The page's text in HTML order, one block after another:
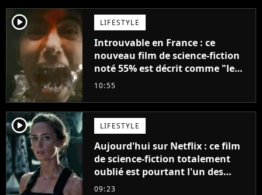
player2 LIFESTYLE
Introuvable en France : ce
nouveau film de science-fiction
noté 55% est décrit comme "le
plus stupide de l'année"
10:55
player2 LIFESTYLE
Aujourd'hui sur Netflix : ce film
de science-fiction totalement
oublié est pourtant l'un des
meilleurs des années 2010
09:23